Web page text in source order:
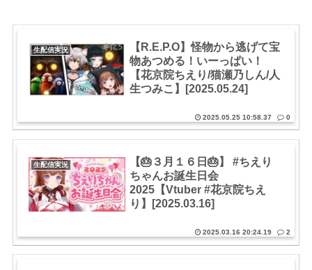
生配信実況
【R.E.P.O】怪物から逃げて宝
物あつめる！いーっぱい！
【花京院ちえり/猫瀬乃しん/人
生つみこ】[2025.05.24]
2025.05.25 10:58.37 0
生配信実況
【🎂３月１６日🎂】 #ちえり
ちゃんお誕生日会
2025【Vtuber #花京院ちえ
り】[2025.03.16]
2025.03.16 20:24.19 2